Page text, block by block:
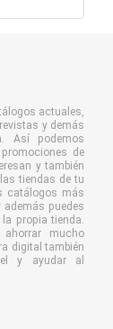
actuales,
y demás
Así podemos
de
y también
tiendas de tu
catálogos más
puedes
propia tienda.
ahorrar mucho
digital también
y ayudar al